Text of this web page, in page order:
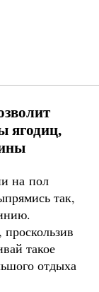
ягодиц,
на пол
так,
такое
отдыха